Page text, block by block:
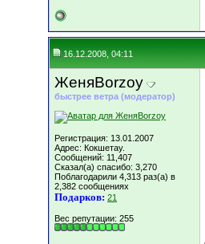
16.12.2008, 04:11
ЖеняBorzoy
быстрее ветра (модератор)
Регистрация: 13.01.2007
Адрес: Кокшетау.
Сообщений: 11,407
Сказал(а) спасибо: 3,270
Поблагодарили 4,313 раз(а) в
2,382 сообщениях
Подарков: 21
Вес репутации: 255